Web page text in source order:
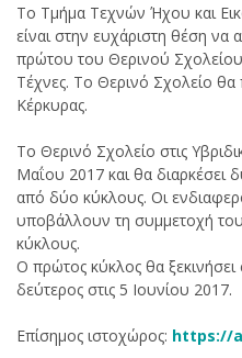
Το Τμήμα Τεχνών Ήχου και
είναι στην ευχάριστη θέση να
πρώτου του Θερινού Σχολείου
Τέχνες. Το Θερινό Σχολείο θα
Κέρκυρας.
Το Θερινό Σχολείο στις
Μαΐου 2017 και θα διαρκέσει
από δύο κύκλους. Οι
υποβάλλουν τη συμμετοχή
κύκλους.
Ο πρώτος κύκλος θα
δεύτερος στις 5 Ιουνίου 2017.
Επίσημος ιστοχώρος: https://